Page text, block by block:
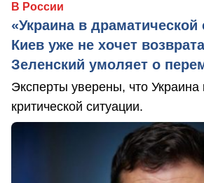
В России
«Украина в драматической
Киев уже не хочет
Зеленский умоляет о
Эксперты уверены, что Украина
критической ситуации.